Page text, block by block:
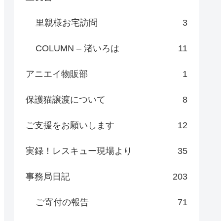
里親様お宅訪問 3
COLUMN – 渚いろは 11
アニエイ物販部 1
保護猫譲渡について 8
ご支援をお願いします 12
実録！レスキュー現場より 35
事務局日記 203
ご寄付の報告 71